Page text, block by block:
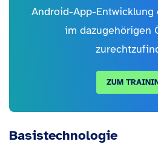
Android-App-
im dazugehörigen
ZUM
Basistechnologie